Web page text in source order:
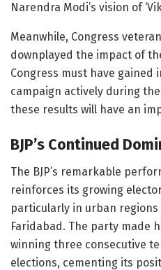
Narendra Modi’s vision of
Meanwhile, Congress
downplayed the impact of
Congress must have gained
campaign actively during
these results will have an
BJP’s Continued
The BJP’s remarkable
reinforces its growing
particularly in urban regions
Faridabad. The party made
winning three consecutive
elections, cementing its